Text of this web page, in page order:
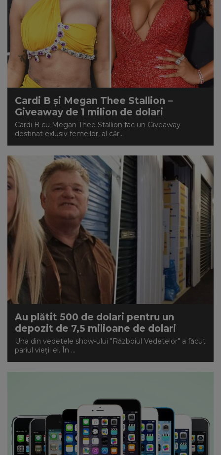
Cardi B și Megan Thee Stallion –
Giveaway de 1 milion de dolari
Cardi B cu Megan Thee Stallion fac un Giveaway
destinat exlusiv femeilor, al căr...
Au plătit 500 de dolari pentru un
depozit de 7,5 milioane de dolari
Una din vedetele show-ului "Războiul Vedetelor" a făcut
pariul vieții ei. În ...